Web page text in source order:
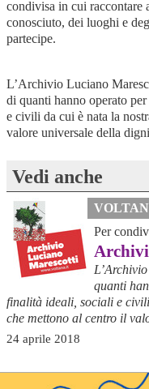
condivisa in cui raccontare
conosciuto, dei luoghi e
partecipe.
L’Archivio Luciano
di quanti hanno operato
e civili da cui è nata la
valore universale della
Vedi anche
Per
quanti
finalità ideali, sociali e
che mettono al centro il
24 aprile 2018